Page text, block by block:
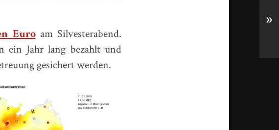
Euroam Silvesterabend.
ein Jahr lang bezahlt und
gesichert werden.
»